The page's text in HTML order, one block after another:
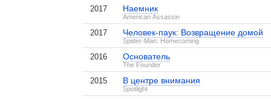
2017 Наемник
American Assassin
2017 Человек-паук: Возвращение домой
Spider-Man: Homecoming
2016 Основатель
The Founder
2015 В центре внимания
Spotlight